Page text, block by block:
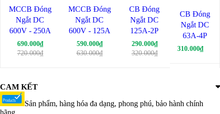
MCCB Đóng
Ngắt DC
600V - 250A
690.000₫
720.000₫
MCCB Đóng
Ngắt DC
600V - 125A
590.000₫
630.000₫
CB Đóng
Ngắt DC
125A-2P
290.000₫
320.000₫
CB Đóng
Ngắt DC
63A-4P
310.000₫
CAM KẾT
Sản phẩm, hàng hóa đa dạng, phong phú, bảo hành chính